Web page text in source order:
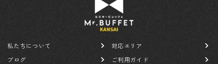
私たちについて
対応エリア
ブログ
ご利用ガイド